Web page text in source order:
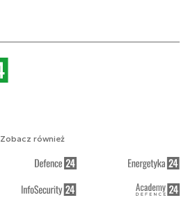
Zobacz również